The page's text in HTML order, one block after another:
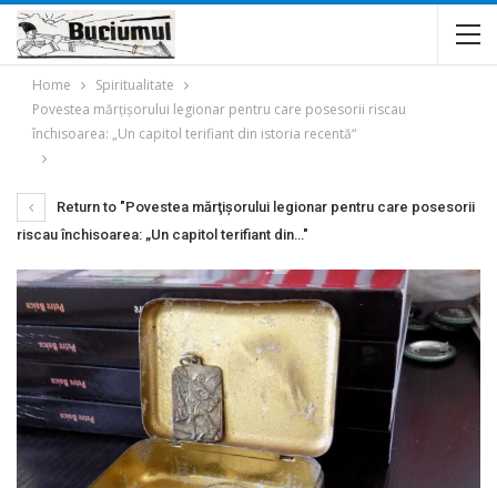
Home
Spiritualitate
Povestea mărţişorului legionar pentru care posesorii riscau
închisoarea: „Un capitol terifiant din istoria recentă“
Return to "Povestea mărţişorului legionar pentru care posesorii
riscau închisoarea: „Un capitol terifiant din…"